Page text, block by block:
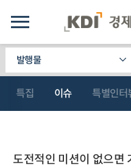
발행물
특집 이슈 특별인터
도전적인 미션이 없으면